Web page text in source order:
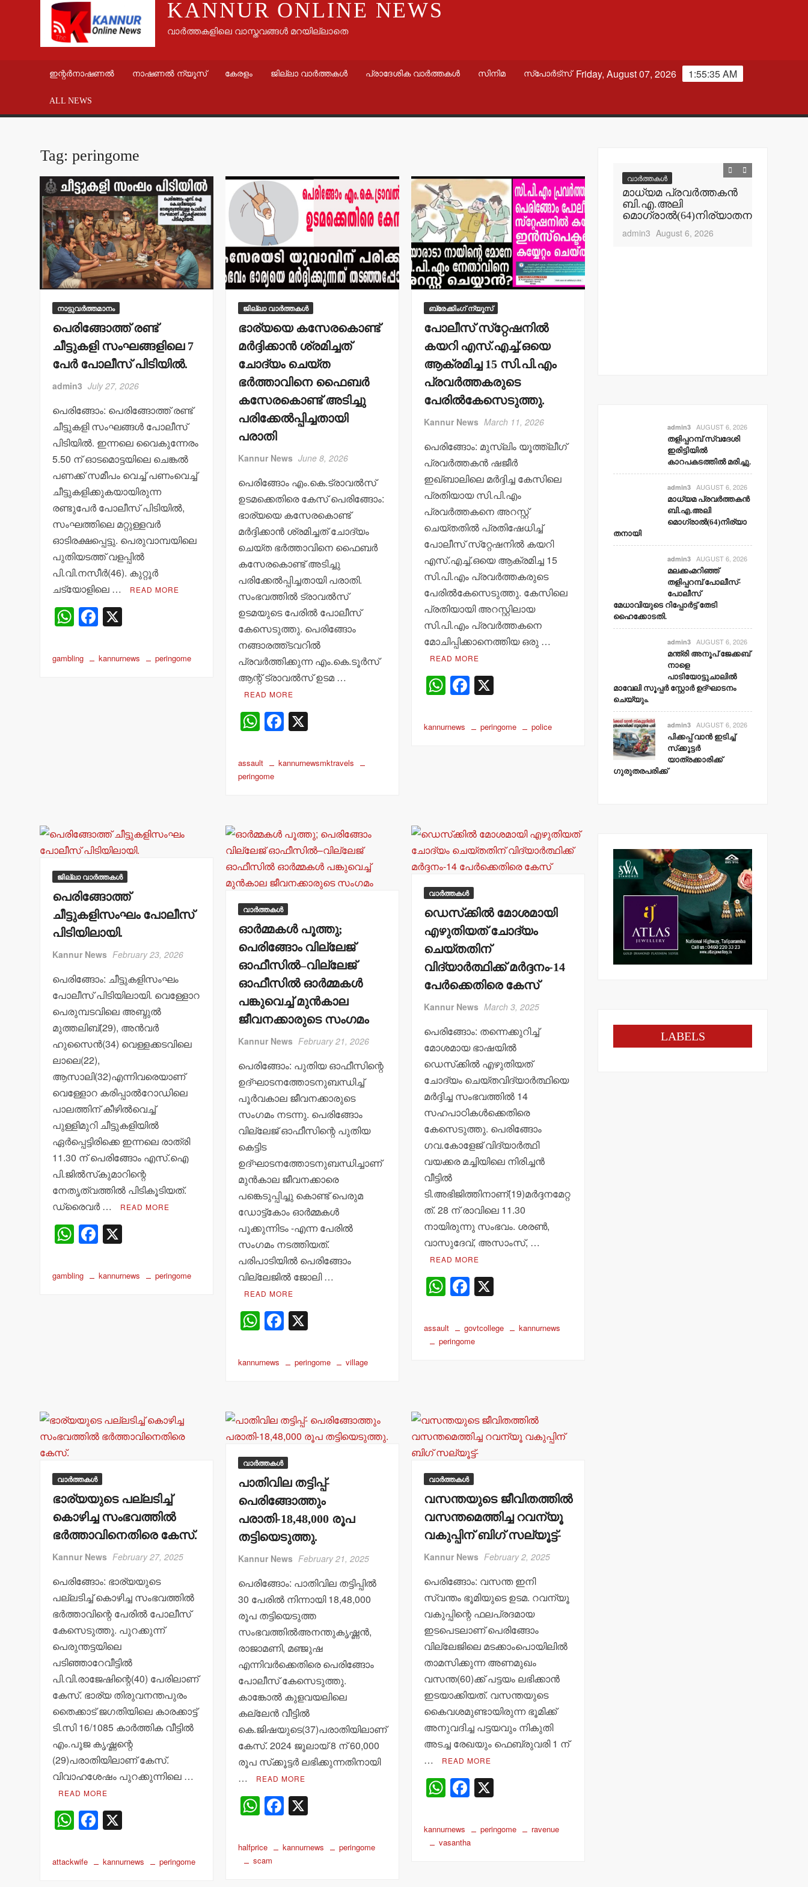
KANNUR ONLINE NEWS
വാർത്തകളിലെ വാസ്തവങ്ങൾ മറയില്ലാതെ
ഇന്റർനാഷണൽ നാഷണൽ ന്യൂസ് കേരളം ജില്ലാ വാർത്തകൾ പ്രാദേശിക വാർത്തകൾ സിനിമ സ്പോർട്സ്
ALL NEWS
1:55:36 AM
Friday, August 07, 2026
Tag:peringome
നാട്ടുവർത്തമാനം
പെരിങ്ങോത്ത് രണ്ട്
ചീട്ടുകളി സംഘങ്ങളിലെ 7
പേര്‍ പോലീസ് പിടിയില്‍.
admin3 July 27, 2026
പെരിങ്ങോം: പെരിങ്ങോത്ത് രണ്ട്
ചീട്ടുകളി സംഘങ്ങള്‍ പോലീസ്
പിടിയില്‍. ഇന്നലെ വൈകുന്നേരം
5.50 ന് ഓടമൊട്ടയിലെ ചെങ്കല്‍
പണക്ക് സമീപം വെച്ച് പണംവെച്ച്
ചീട്ടുകളിക്കുകയായിരുന്ന
രണ്ടുപേര്‍ പോലീസ് പിടിയില്‍,
സംഘത്തിലെ മറ്റുള്ളവര്‍
ഓടിരക്ഷപ്പെട്ടു. പെരുവാമ്പയിലെ
പുതിയടത്ത് വളപ്പില്‍
പി.വി.നസീര്‍(46). കുറ്റൂര്‍
ചട്യോളിലെ …
READ MORE
W
at
F
c
gambling kannurnews peringome
ജില്ലാ വാർത്തകൾ
ഭാര്യയെ കസേരകൊണ്ട്
മര്‍ദ്ദിക്കാന്‍ ശ്രമിച്ചത്
ചോദ്യം ചെയ്ത
ഭര്‍ത്താവിനെ ഫൈബര്‍
കസേരകൊണ്ട് അടിച്ചു
പരിക്കേല്‍പ്പിച്ചതായി
പരാതി
Kannur News June 8, 2026
പെരിങ്ങോം എം.കെ.ട്രാവല്‍സ്
ഉടമക്കെതിരെ കേസ് പെരിങ്ങോം:
ഭാര്യയെ കസേരകൊണ്ട്
മര്‍ദ്ദിക്കാന്‍ ശ്രമിച്ചത് ചോദ്യം
ചെയ്ത ഭര്‍ത്താവിനെ ഫൈബര്‍
കസേരകൊണ്ട് അടിച്ചു
പരിക്കേല്‍പ്പിച്ചതായി പരാതി.
സംഭവത്തില്‍ ട്രാവല്‍സ്
ഉടമയുടെ പേരില്‍ പോലീസ്
കേസെടുത്തു. പെരിങ്ങോം
നങ്ങാരത്ത്ടവറില്‍
പ്രവര്‍ത്തിക്കുന്ന എം.കെ.ടൂര്‍സ്
ആന്റ് ട്രാവല്‍സ് ഉടമ …
READ MORE
W
at
s
p
F
c
o
k
assault
kannurnewsmktravels
peringome
ബ്രേക്കിംഗ് ന്യൂസ്
പോലീസ് സ്‌റ്റേഷനില്‍
കയറി എസ്.എച്ച്.ഒയെ
ആക്രമിച്ച 15 സി.പി.എം
പ്രവര്‍ത്തകരുടെ
പേരില്‍കേസെടുത്തു.
Kannur News March 11, 2026
പെരിങ്ങോം: മുസ്ലിം യൂത്ത്‌ലീഗ്
പ്രവര്‍ത്തകന്‍ ഷജീര്‍
ഇഖ്ബാലിലെ മര്‍ദ്ദിച്ച കേസിലെ
പ്രതിയായ സി.പി.എം
പ്രവര്‍ത്തകനെ അറസ്റ്റ്
ചെയ്തതില്‍ പ്രതിഷേധിച്ച്
പോലീസ് സ്‌റ്റേഷനില്‍ കയറി
എസ്.എച്ച്.ഒയെ ആക്രമിച്ച 15
സി.പി.എം പ്രവര്‍ത്തകരുടെ
പേരില്‍കേസെടുത്തു. കേസിലെ
പ്രതിയായി അറസ്റ്റിലായ
സി.പി.എം പ്രവര്‍ത്തകനെ
മോചിപ്പിക്കാനെത്തിയ ഒരു …
READ MORE
W
at
F
c
kannurnews peringome police
ജില്ലാ വാർത്തകൾ
പെരിങ്ങോത്ത്
ചീട്ടുകളിസംഘം പോലീസ്
പിടിയിലായി.
Kannur News February 23, 2026
പെരിങ്ങോം: ചീട്ടുകളിസംഘം
പോലീസ് പിടിയിലായി. വെള്ളോറ
പെരുമ്പടവിലെ അബ്ദുല്‍
മുത്തലിബ്(29), അന്‍വര്‍
ഹുസൈന്‍(34) വെള്ളക്കടവിലെ
ലാലെ(22),
ആസാലി(32)എന്നിവരെയാണ്
വെള്ളോറ കരിപ്പാല്‍റോഡിലെ
പാലത്തിന് കീഴില്‍വെച്ച്
പുള്ളിമുറി ചീട്ടുകളിയില്‍
ഏര്‍പ്പെട്ടിരിക്കെ ഇന്നലെ രാത്രി
11.30 ന് പെരിങ്ങോം എസ്.ഐ
പി.ജില്‍സ്‌കുമാറിന്റെ
നേതൃത്വത്തില്‍ പിടികൂടിയത്.
ഡ്രൈവര്‍ …
READ MORE
W
h
at
F
a
c
gambling kannurnews peringome
വാർത്തകൾ
ഓര്‍മ്മകള്‍ പൂത്തു;
പെരിങ്ങോം വില്ലേജ്
ഓഫീസില്‍–വില്ലേജ്
ഓഫീസില്‍ ഓര്‍മ്മകള്‍
പങ്കുവെച്ച് മുന്‍കാല
ജീവനക്കാരുടെ സംഗമം
Kannur News February 21, 2026
പെരിങ്ങോം: പുതിയ ഓഫീസിന്റെ
ഉദ്ഘാടനത്തോടനുബന്ധിച്ച്
പൂര്‍വകാല ജീവനക്കാരുടെ
സംഗമം നടന്നു. പെരിങ്ങോം
വില്ലേജ് ഓഫീസിന്റെ പുതിയ
കെട്ടിട
ഉദ്ഘാടനത്തോടനുബന്ധിച്ചാണ്
മുന്‍കാല ജീവനക്കാരെ
പങ്കെടുപ്പിച്ചു കൊണ്ട് പെരുമ
ഡോട്ട്‌കോം ഓര്‍മ്മകള്‍
പൂക്കുന്നിടം -എന്ന പേരില്‍
സംഗമം നടത്തിയത്.
പരിപാടിയില്‍ പെരിങ്ങോം
വില്ലേജില്‍ ജോലി …
READ MORE
W
h
at
p
p
F
a
c
o
o
k
kannurnews peringome village
വാർത്തകൾ
ഡെസ്‌ക്കില്‍ മോശമായി
എഴുതിയത് ചോദ്യം
ചെയ്തതിന്
വിദ്യാര്‍ത്ഥിക്ക് മര്‍ദ്ദനം-14
പേര്‍ക്കെതിരെ കേസ്
Kannur News March 3, 2025
പെരിങ്ങോം: തന്നെക്കുറിച്ച്
മോശമായ ഭാഷയില്‍
ഡെസ്‌ക്കില്‍ എഴുതിയത്
ചോദ്യം ചെയ്തവിദ്യാര്‍ത്ഥിയെ
മര്‍ദ്ദിച്ച സംഭവത്തില്‍ 14
സഹപാഠികള്‍ക്കെതിരെ
കേസെടുത്തു. പെരിങ്ങോം
ഗവ.കോളേജ് വിദ്യാര്‍ത്ഥി
വയക്കര മച്ചിയിലെ നിരിച്ചന്‍
വീട്ടില്‍
ടി.അഭിജിത്തിനാണ്(19)മര്‍ദ്ദനമേറ്റ
ത്. 28 ന് രാവിലെ 11.30
നായിരുന്നു സംഭവം. ശരണ്‍,
വാസുദേവ്, അസാംസ്, …
READ MORE
W
h
at
s
F
a
c
e
k
assault govtcollege
kannurnews
peringome
വാർത്തകൾ
ഭാര്യയുടെ പല്ലടിച്ച്
കൊഴിച്ച സംഭവത്തില്‍
ഭര്‍ത്താവിനെതിരെ കേസ്.
Kannur News February 27, 2025
പെരിങ്ങോം: ഭാര്യയുടെ
പല്ലടിച്ച് കൊഴിച്ച സംഭവത്തില്‍
ഭര്‍ത്താവിന്റെ പേരില്‍ പോലീസ്
കേസെടുത്തു. പുറക്കുന്ന്
പെരുന്തട്ടയിലെ
പടിഞ്ഞാറേവീട്ടില്‍
പി.വി.രാജേഷിന്റെ(40) പേരിലാണ്
കേസ്. ഭാര്യ തിരുവനന്തപുരം
തൈക്കാട് ജഗതിയിലെ കാരക്കാട്ട്
ടി.സി 16/1085 കാര്‍ത്തിക വീട്ടില്‍
എം.പൂജ കൃഷ്ണന്റെ
(29)പരാതിയിലാണ് കേസ്.
വിവാഹശേഷം പുറക്കുന്നിലെ …
READ MORE
W
h
at
F
a
c
attackwife kannurnews peringome
വാർത്തകൾ
പാതിവില തട്ടിപ്പ്-
പെരിങ്ങോത്തും
പരാതി-18,48,000 രൂപ
തട്ടിയെടുത്തു.
Kannur News February 21, 2025
പെരിങ്ങോം: പാതിവില തട്ടിപ്പില്‍
30 പേരില്‍ നിന്നായി 18,48,000
രൂപ തട്ടിയെടുത്ത
സംഭവത്തില്‍അനന്തുകൃഷ്ണന്‍,
രാജാമണി, മഞ്ജുഷ
എന്നിവര്‍ക്കെതിരെ പെരിങ്ങോം
പോലീസ് കേസെടുത്തു.
കാങ്കോല്‍ കുളവയലിലെ
കല്ലേന്‍ വീട്ടില്‍
കെ.ജിഷയുടെ(37)പരാതിയിലാണ്
കേസ്. 2024 ജൂലായ് 8 ന് 60,000
രൂപ സ്‌ക്കൂട്ടര്‍ ലഭിക്കുന്നതിനായി
…
READ MORE
W
h
at
s
F
a
c
halfprice kannurnews
peringome
scam
വാർത്തകൾ
വസന്തയുടെ ജീവിതത്തില്‍
വസന്തമെത്തിച്ച റവന്യൂ
വകുപ്പിന് ബിഗ് സല്യൂട്ട്-
Kannur News February 2, 2025
പെരിങ്ങോം: വസന്ത ഇനി
സ്വന്തം ഭൂമിയുടെ ഉടമ. റവന്യൂ
വകുപ്പിന്റെ ഫലപ്രദമായ
ഇടപെടലാണ് പെരിങ്ങോം
വില്ലേജിലെ മടക്കാംപൊയിലില്‍
താമസിക്കുന്ന അണമുഖം
വസന്ത(60)ക്ക് പട്ടയം ലഭിക്കാന്‍
ഇടയാക്കിയത്. വസന്തയുടെ
കൈവശമുണ്ടായിരുന്ന ഭൂമിക്ക്
അനുവദിച്ച പട്ടയവും നികുതി
അടച്ച രേഖയും ഫെബ്രുവരി 1 ന്
…
READ MORE
W
h
at
s
F
a
c
e
kannurnews peringome
ravenue
vasantha
പിക്കപ്പ് വാന്‍ ഇടിച്ച്
admin3 August 6, 2026
വാർത്തകൾ
തളിപ്പറമ്പ് സ്വദേശി
ഇരിട്ടിയില്‍
കാറപകടത്തില്‍ മരിച്ചു.
admin3
August 6, 2026
വാർത്തകൾ
മാധ്യമ പ്രവര്‍ത്തകന്‍
ബി.എ.അലി
മൊഗ്രാല്‍(64)നിര്യാതനായി
admin3 August 6, 2026
admin3 AUGUST 6, 2026
തളിപ്പറമ്പ് സ്വദേശി
ഇരിട്ടിയില്‍
കാറപകടത്തില്‍ മരിച്ചു.
admin3 AUGUST 6, 2026
മാധ്യമ പ്രവര്‍ത്തകന്‍
ബി.എ.അലി
മൊഗ്രാല്‍(64)നിര്യാ
തനായി
admin3 AUGUST 6, 2026
മലക്കംമറിഞ്ഞ്
തളിപ്പറമ്പ് പോലീസ്-
പോലീസ്
മേധാവിയുടെ റിപ്പോര്‍ട്ട് തേടി
ഹൈക്കോടതി.
admin3 AUGUST 6, 2026
മന്ത്രി അനൂപ് ജേക്കബ്
നാളെ
പാടിയോട്ടുചാലില്‍
മാവേലി സൂപ്പര്‍ സ്റ്റോര്‍ ഉദ്ഘാടനം
ചെയ്യും.
admin3 AUGUST 6, 2026
പിക്കപ്പ് വാന്‍ ഇടിച്ച്
സ്‌ക്കൂട്ടര്‍
യാത്രക്കാരിക്ക്
ഗുരുതരപരിക്ക്
LABELS